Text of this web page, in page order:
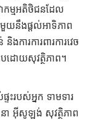
កម្មអតិថិជនដែល
យនឹងផ្តល់អាទិភាព
ការការពារការវេច
បដោយសុវត្ថិភាព។
ះរបស់អ្នក ទាមទារ
នា អ៊ីសូឡង់ សុវត្ថិភាព